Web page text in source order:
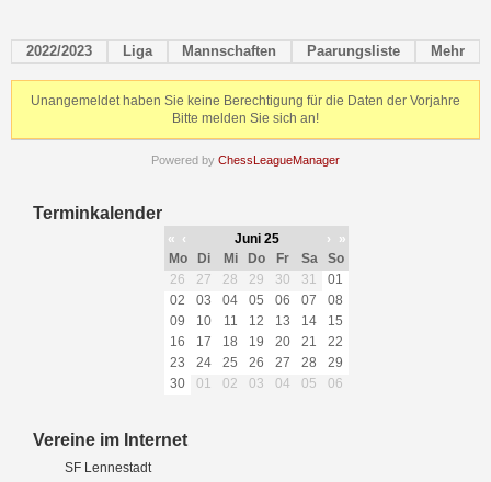
2022/2023 Liga Mannschaften Paarungsliste Mehr
Unangemeldet haben Sie keine Berechtigung für die Daten der Vorjahre
Bitte melden Sie sich an!
Powered by ChessLeagueManager
Terminkalender
« ‹ Juni 25 ›
»
Mo
Di Mi Do Fr Sa
So
26
27 28 29 30 31
01
02
03 04 05 06 07
08
09
10 11 12 13 14
15
16
17 18 19 20 21
22
23
24 25 26 27 28
29
30
01 02 03 04 05 06
Vereine im Internet
SF Lennestadt